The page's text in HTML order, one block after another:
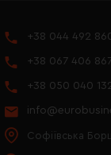
+38 044 492
+38 067 406
+38 050 040
Софіївська